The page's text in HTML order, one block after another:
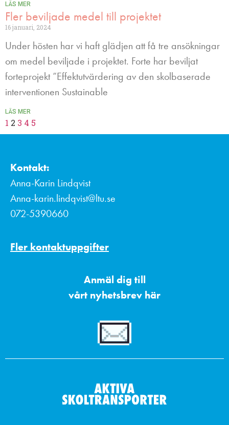
LÄS MER
Fler beviljade medel till projektet
16 januari, 2024
Under hösten har vi haft glädjen att få tre ansökningar
om medel beviljade i projektet. Forte har beviljat
forteprojekt ”Effektutvärdering av den skolbaserade
interventionen Sustainable
LÄS MER
1 2 3 4 5
Kontakt:
Anna-Karin Lindqvist
Anna-karin.lindqvist@ltu.se
072-5390660
Fler kontaktuppgifter
Anmäl dig till
vårt nyhetsbrev här